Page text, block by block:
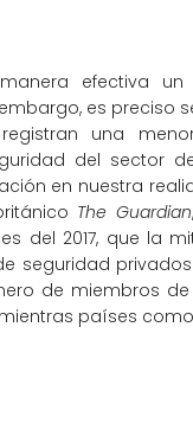
efectiva
es preciso
una
del sector
en nuestra
The Guardian
del 2017, que la
seguridad
de miembros
países